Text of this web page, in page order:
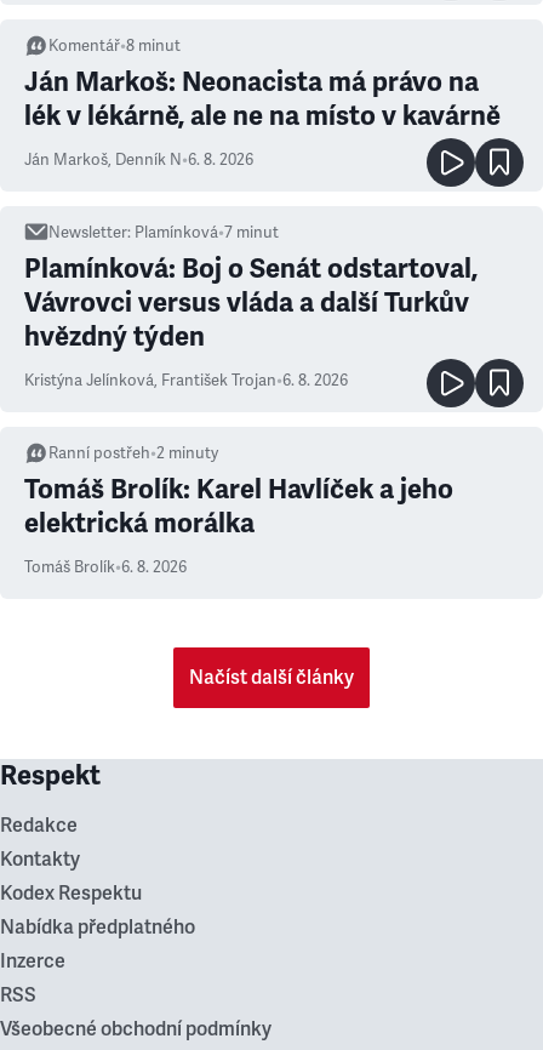
Komentář•8 minut
Ján Markoš: Neonacista má právo na
lék v lékárně, ale ne na místo v kavárně
Ján Markoš, Denník N•6. 8. 2026
Newsletter: Plamínková•7 minut
Plamínková: Boj o Senát odstartoval,
Vávrovci versus vláda a další Turkův
hvězdný týden
Kristýna Jelínková, František Trojan•6. 8. 2026
Ranní postřeh•2 minuty
Tomáš Brolík: Karel Havlíček a jeho
elektrická morálka
Tomáš Brolík•6. 8. 2026
Načíst další články
Respekt
Redakce
Kontakty
Kodex Respektu
Nabídka předplatného
Inzerce
RSS
Všeobecné obchodní podmínky